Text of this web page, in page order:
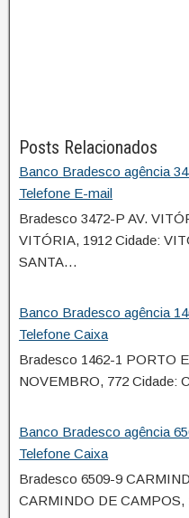
Posts Relacionados
Banco Bradesco agência
Telefone E-mail
Bradesco 3472-P AV.
VITÓRIA, 1912 Cidade:
SANTA…
Banco Bradesco agência
Telefone Caixa
Bradesco 1462-1 PORTO
NOVEMBRO, 772 Cidade:
Banco Bradesco agência
Telefone Caixa
Bradesco 6509-9
CARMINDO DE